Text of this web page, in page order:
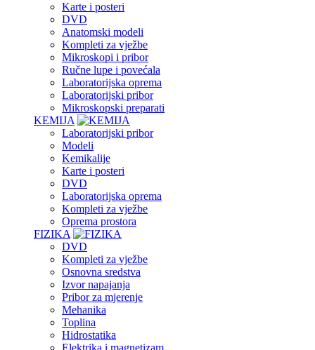
Karte i posteri
DVD
Anatomski modeli
Kompleti za vježbe
Mikroskopi i pribor
Ručne lupe i povećala
Laboratorijska oprema
Laboratorijski pribor
Mikroskopski preparati
KEMIJA
Laboratorijski pribor
Modeli
Kemikalije
Karte i posteri
DVD
Laboratorijska oprema
Kompleti za vježbe
Oprema prostora
FIZIKA
DVD
Kompleti za vježbe
Osnovna sredstva
Izvor napajanja
Pribor za mjerenje
Mehanika
Toplina
Hidrostatika